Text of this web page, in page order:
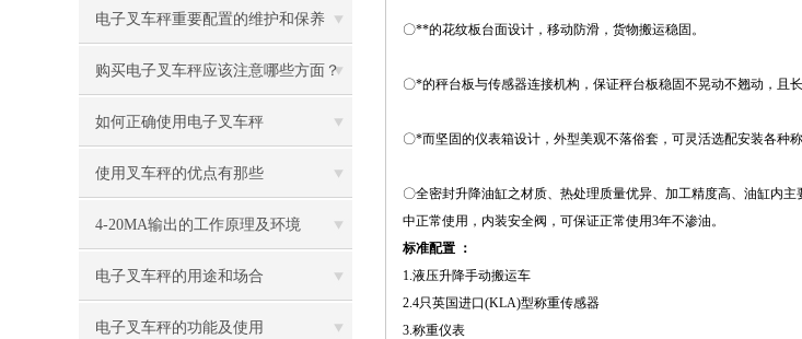
电子叉车秤重要配置的维护和保养
购买电子叉车秤应该注意哪些方面？
如何正确使用电子叉车秤
使用叉车秤的优点有那些
4-20MA输出的工作原理及环境
电子叉车秤的用途和场合
电子叉车秤的功能及使用
〇**的花纹板台面设计，移动防滑，货物搬运稳固。
〇*的秤台板与传感器连接机构，保证秤台板稳固不晃动不翘动，且
〇*而坚固的仪表箱设计，外型美观不落俗套，可灵活选配安装各种
〇全密封升降油缸之材质、热处理质量优异、加工精度高、油缸内
中正常使用，内装安全阀，可保证正常使用3年不渗油。
标准配置 ：
1.液压升降手动搬运车
2.4只英国进口(KLA)型称重传感器
3.称重仪表